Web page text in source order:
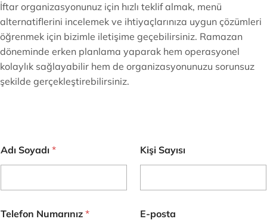
İftar organizasyonunuz için hızlı teklif almak, menü
alternatiflerini incelemek ve ihtiyaçlarınıza uygun çözümleri
öğrenmek için bizimle iletişime geçebilirsiniz. Ramazan
döneminde erken planlama yaparak hem operasyonel
kolaylık sağlayabilir hem de organizasyonunuzu sorunsuz
şekilde gerçekleştirebilirsiniz.
u
m
n
Adı Soyadı * Kişi Sayısı
Telefon Numarınız * E-posta